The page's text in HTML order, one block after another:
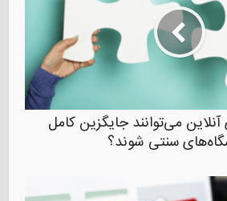
آنلاین می‌توانند جایگزین کامل
سنتی شوند؟